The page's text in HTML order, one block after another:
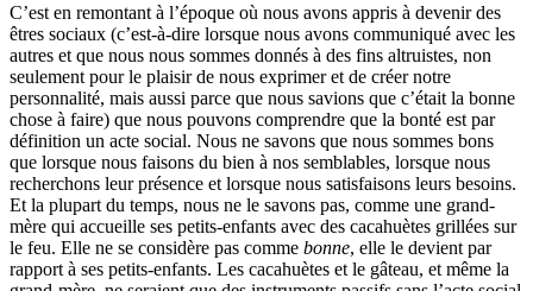
C’est en remontant à l’époque où nous avons appris à devenir des
êtres sociaux (c’est-à-dire lorsque nous avons communiqué avec les
autres et que nous nous sommes donnés à des fins altruistes, non
seulement pour le plaisir de nous exprimer et de créer notre
personnalité, mais aussi parce que nous savions que c’était la bonne
chose à faire) que nous pouvons comprendre que la bonté est par
définition un acte social. Nous ne savons que nous sommes bons
que lorsque nous faisons du bien à nos semblables, lorsque nous
recherchons leur présence et lorsque nous satisfaisons leurs besoins.
Et la plupart du temps, nous ne le savons pas, comme une grand-
mère qui accueille ses petits-enfants avec des cacahuètes grillées sur
le feu. Elle ne se considère pas comme bonne, elle le devient par
rapport à ses petits-enfants. Les cacahuètes et le gâteau, et même la